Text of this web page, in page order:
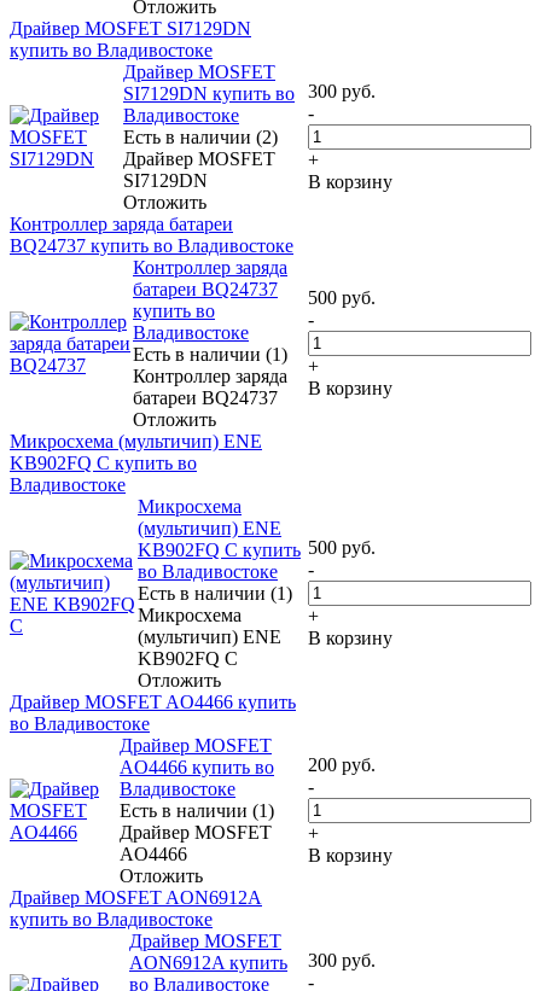
Отложить
Драйвер MOSFET SI7129DN
купить во Владивостоке
Драйвер MOSFET
SI7129DN купить во
Владивостоке
Есть в наличии (2)
Драйвер MOSFET
SI7129DN
Отложить
300 руб.
-
+
В корзину
Контроллер заряда батареи
BQ24737 купить во Владивостоке
Контроллер заряда
батареи BQ24737
купить во
Владивостоке
Есть в наличии (1)
Контроллер заряда
батареи BQ24737
Отложить
500 руб.
-
+
В корзину
Микросхема (мультичип) ENE
KB902FQ C купить во
Владивостоке
Микросхема
(мультичип) ENE
KB902FQ C купить
во Владивостоке
Есть в наличии (1)
Микросхема
(мультичип) ENE
KB902FQ C
Отложить
500 руб.
-
+
В корзину
Драйвер MOSFET AO4466 купить
во Владивостоке
Драйвер MOSFET
AO4466 купить во
Владивостоке
Есть в наличии (1)
Драйвер MOSFET
AO4466
Отложить
200 руб.
-
+
В корзину
Драйвер MOSFET AON6912A
купить во Владивостоке
Драйвер MOSFET
AON6912A купить
во Владивостоке
300 руб.
-